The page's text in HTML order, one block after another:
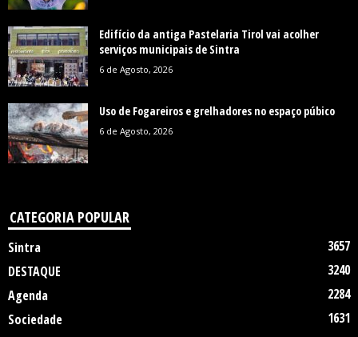
Edifício da antiga Pastelaria Tirol vai acolher
serviços municipais de Sintra
6 de Agosto, 2026
Uso de Fogareiros e grelhadores no espaço púbico
6 de Agosto, 2026
CATEGORIA POPULAR
Sintra
3657
DESTAQUE
3240
Agenda
2284
Sociedade
1631